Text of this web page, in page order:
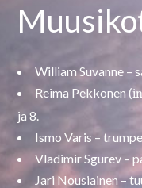
William Suvanne –
Reima Pekkonen (
ja 8.
Ismo Varis –
Vladimir Sgurev –
Jari Nousiainen –